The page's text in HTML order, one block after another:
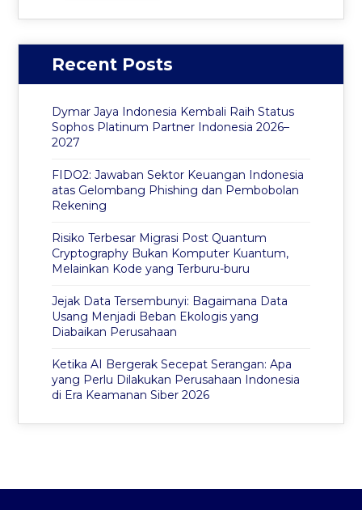
Recent Posts
Dymar Jaya Indonesia Kembali Raih Status
Sophos Platinum Partner Indonesia 2026–
2027
FIDO2: Jawaban Sektor Keuangan Indonesia
atas Gelombang Phishing dan Pembobolan
Rekening
Risiko Terbesar Migrasi Post Quantum
Cryptography Bukan Komputer Kuantum,
Melainkan Kode yang Terburu-buru
Jejak Data Tersembunyi: Bagaimana Data
Usang Menjadi Beban Ekologis yang
Diabaikan Perusahaan
Ketika AI Bergerak Secepat Serangan: Apa
yang Perlu Dilakukan Perusahaan Indonesia
di Era Keamanan Siber 2026